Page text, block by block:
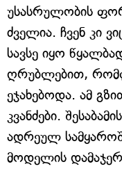
უსასრულობის
ძველია. ჩვენ კი
სავსე იყო
ღრუბლებით,
ეჯახებოდა. ამ
კვანძები.
ადრეულ
მოდელის